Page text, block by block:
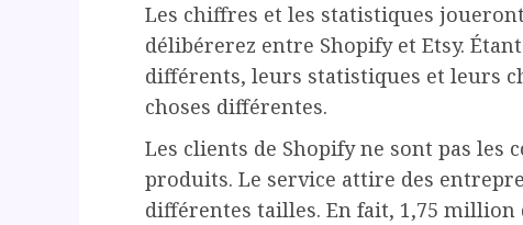
Les chiffres et les statistiques
délibérerez entre Shopify et Etsy.
différents, leurs statistiques et leurs
choses différentes.
Les clients de Shopify ne sont pas les
produits. Le service attire des
différentes tailles. En fait, 1,75